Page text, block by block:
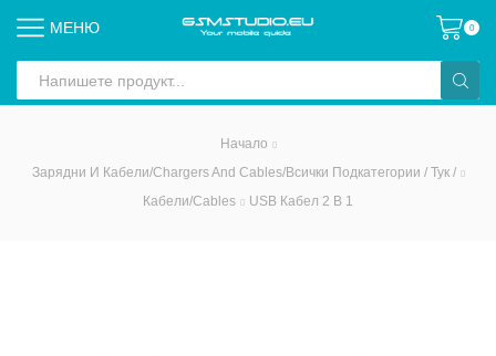
МЕНЮ 0
input
Начало
Зарядни И Кабели/Chargers And Cables/всички Подкатегории / Тук /
Кабели/Cables
USB Кабел 2 В 1